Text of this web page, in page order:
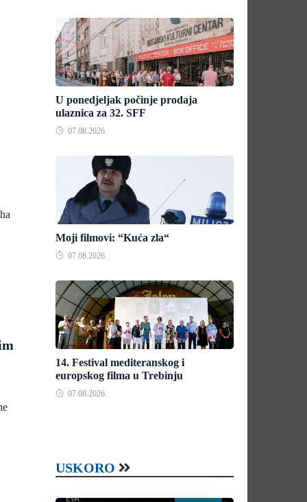
U ponedjeljak počinje prodaja
ulaznica za 32. SFF
07.08.2026.
Moji filmovi: “Kuća zla“
07.08.2026.
14. Festival mediteranskog i
europskog filma u Trebinju
07.08.2026.
USKORO